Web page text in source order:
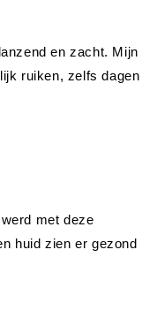
en zacht. Mijn
ruiken, zelfs dagen
met deze
huid zien er gezond